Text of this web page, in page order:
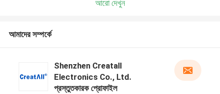
আরো দেখুন
আমাদের সম্পর্কে
Shenzhen Creatall
Electronics Co., Ltd.
প্রস্তুতকারক প্রোফাইল